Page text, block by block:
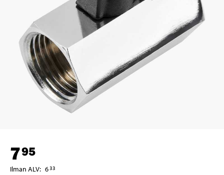
795
Ilman ALV: 633